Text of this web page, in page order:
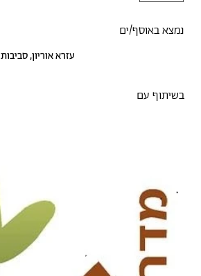
נמצא באוסף/ים
עזרא אוריון, סביבות
בשיתוף עם